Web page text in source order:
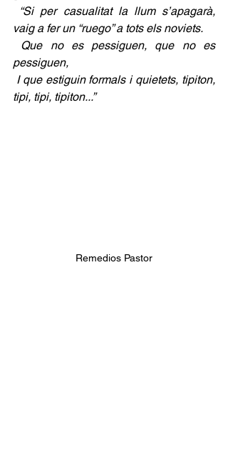
“Si per casualitat la llum s’apagarà,
vaig a fer un “ruego” a tots els noviets.
Que no es pessiguen, que no es
pessiguen,
I que estiguin formals i quietets, tipiton,
tipi, tipi, tipiton...”
Remedios Pastor